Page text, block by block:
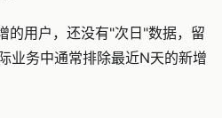
的用户，还没有"次日"数据，留
业务中通常排除最近N天的新增